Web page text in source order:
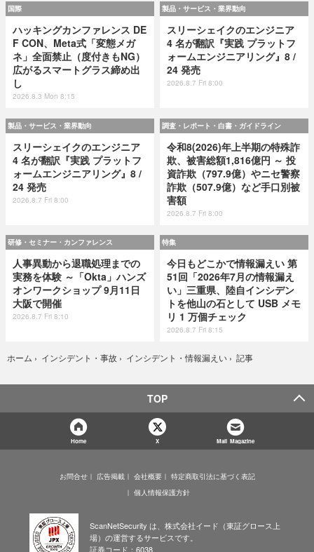
国際
ハッキングカンファレンス DE
F CON、Meta式「変態メガ
ネ」全面禁止（度付きもNG）
広がるスマートグラス締め出
し
2026.8.3 Mon 8:15
製品・サービス・業界動向
スリーシェイクのエンジニア
4 名が翻訳『実践 プラットフ
ォームエンジニアリング』8 /
24 発売
2026.8.7 Fri 8:00
製品・サービス・業界動向
スリーシェイクのエンジニア
4 名が翻訳『実践 プラットフ
ォームエンジニアリング』8 /
24 発売
2026.8.7 Fri 8:00
調査・レポート・白書・ガイドライン
令和8(2026)年上半期の特殊詐
欺、被害総額1,816億円 ～ 投
資詐欺（797.9億）やニセ警察
詐欺（507.9億）など手口別被
害額
2026.8.7 Fri 8:00
研修・セミナー・カンファレンス
人事異動から退職処理までの
実務を体験 ～「Okta」ハンズ
オンワークショップ 9月11日
大阪で開催
2026.8.7 Fri 8:10
特集
今日もどこかで情報漏えい 第
51回「2026年7月の情報漏え
い」三重県、陸自インシデン
トを他山の石として USB メモ
リ 1 万個チェック
2026.8.7 Fri 8:15
ホーム › インシデント・事故 › インシデント・情報漏えい › 記事
TOP
Home X Mail Magazine
お問合せ 広告掲載 会社概要
特定商取引法に基づく表記
個人情報保護方針
ScanNetSecurity は、株式会社イード（東証グロース上
場）の運営するサービスです。
証券コード：6038